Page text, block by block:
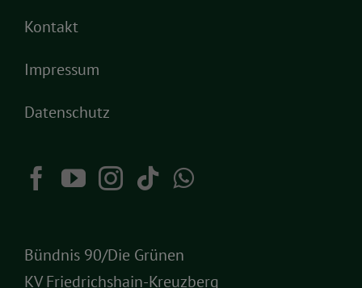
Kontakt
Impressum
Datenschutz
Bündnis 90/Die Grünen
KV Friedrichshain-Kreuzberg